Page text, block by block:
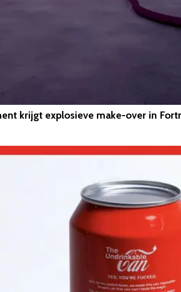
krijgt explosieve make-over in